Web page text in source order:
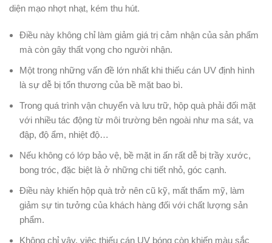
diện mạo nhợt nhạt, kém thu hút.
Điều này không chỉ làm giảm giá trị cảm nhận của sản phẩm
mà còn gây thất vọng cho người nhận.
Một trong những vấn đề lớn nhất khi thiếu cán UV định hình
là sự dễ bị tổn thương của bề mặt bao bì.
Trong quá trình vận chuyển và lưu trữ, hộp quà phải đối mặt
với nhiều tác động từ môi trường bên ngoài như ma sát, va
đập, độ ẩm, nhiệt độ…
Nếu không có lớp bảo vệ, bề mặt in ấn rất dễ bị trầy xước,
bong tróc, đặc biệt là ở những chi tiết nhỏ, góc cạnh.
Điều này khiến hộp quà trở nên cũ kỹ, mất thẩm mỹ, làm
giảm sự tin tưởng của khách hàng đối với chất lượng sản
phẩm.
Không chỉ vậy, việc thiếu cán UV bóng còn khiến màu sắc